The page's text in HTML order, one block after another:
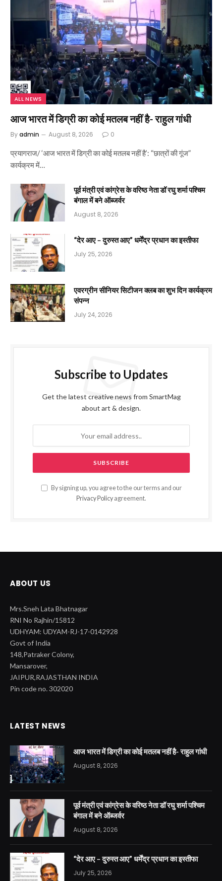
ALL NEWS
आज भारत में डिग्री का कोई मतलब नहीं है- राहुल गांधी
Byadmin August 8, 2026 0
प्रयागराज/ ‘आज भारत में डिग्री का कोई मतलब नहीं है’: “छात्रों की गूंज”
कार्यक्रम में…
पूर्व मंत्री एवं कांग्रेस के वरिष्ठ नेता डॉ रघु शर्मा पश्चिम
बंगाल में बने ऑब्जर्वर
August 8, 2026
“देर आए – दुरुस्त आए” धर्मेंद्र प्रधान का इस्तीफा
July 25, 2026
एवरग्रीन सीनियर सिटीजन क्लब का शुभ दिन कार्यक्रम
संपन्न
July 24, 2026
Subscribe to Updates
Get the latest creative news from SmartMag
about art & design.
By signing up, you agree to the our terms and our
Privacy Policy agreement.
ABOUT US
Mrs.Sneh Lata Bhatnagar
RNI No Rajhin/15812
UDHYAM: UDYAM-RJ-17-0142928
Govt of India
148,Patraker Colony,
Mansarover,
JAIPUR,RAJASTHAN INDIA
Pin code no. 302020
LATEST NEWS
आज भारत में डिग्री का कोई मतलब नहीं है- राहुल गांधी
August 8, 2026
पूर्व मंत्री एवं कांग्रेस के वरिष्ठ नेता डॉ रघु शर्मा पश्चिम
बंगाल में बने ऑब्जर्वर
August 8, 2026
“देर आए – दुरुस्त आए” धर्मेंद्र प्रधान का इस्तीफा
July 25, 2026